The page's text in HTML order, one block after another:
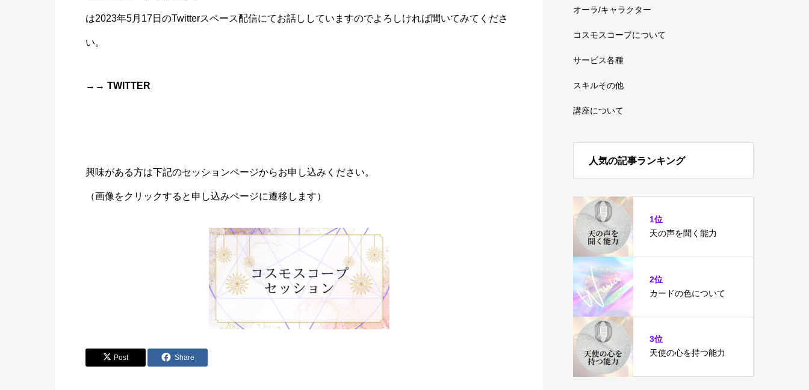
は2023年5月17日のTwitterスペース配信にてお話ししていますのでよろしければ聞いてみてくださ
い。
→→ TWITTER
興味がある方は下記のセッションページからお申し込みください。
（画像をクリックすると申し込みページに遷移します）
Post Share
オーラ/キャラクター
コスモスコープについて
サービス各種
スキルその他
講座について
人気の記事ランキング
1位
天の声を聞く能力
2位
カードの色について
3位
天使の心を持つ能力